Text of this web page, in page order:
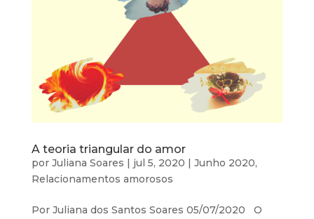
A teoria triangular do amor
por Juliana Soares | jul 5, 2020 | Junho 2020,
Relacionamentos amorosos
Por Juliana dos Santos Soares 05/07/2020 O